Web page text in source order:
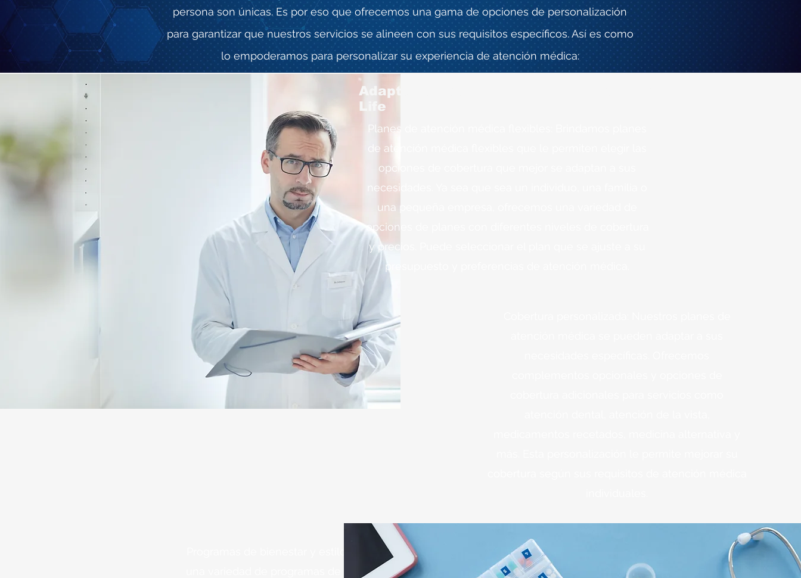
persona son únicas. Es por eso que ofrecemos una gama de opciones de personalización
para garantizar que nuestros servicios se alineen con sus requisitos específicos. Así es como
lo empoderamos para personalizar su experiencia de atención médica:
Adaptable Health Plans for Your Dynamic
Life
Planes de atención médica flexibles: Brindamos planes
de atención médica flexibles que le permiten elegir las
opciones de cobertura que mejor se adaptan a sus
necesidades. Ya sea que sea un individuo, una familia o
una pequeña empresa, ofrecemos una variedad de
opciones de planes con diferentes niveles de cobertura
y precios. Puede seleccionar el plan que se ajuste a su
presupuesto y preferencias de atención médica.
Programas de bienestar y estilo de vida: ofrecemos
una variedad de programas de bienestar y estilo de